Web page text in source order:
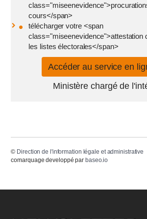
cours</span>
télécharger votre <span
class="miseenevidence">attestation
les listes électorales</span>
Accéder au service en
Ministère chargé de
© Direction de l'information légale et administrative
comarquage developpé par baseo.io